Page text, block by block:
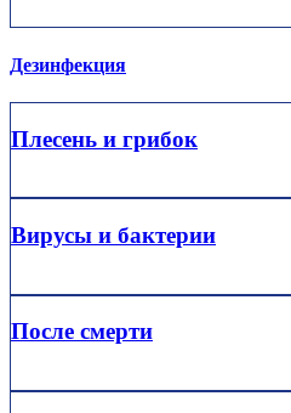
Дезинфекция
Плесень и грибок
Вирусы и бактерии
После смерти